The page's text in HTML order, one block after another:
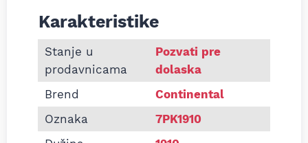
Informacije o Pk kaiš Continental 7PK1910
Karakteristike
Stanje u
prodavnicama
Pozvati pre
dolaska
Brend
Continental
Oznaka
7PK1910